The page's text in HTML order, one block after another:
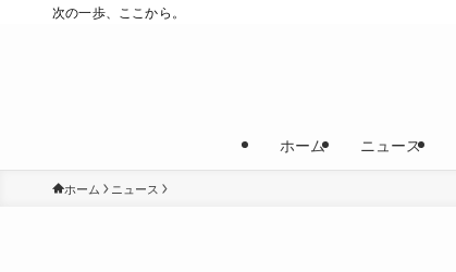
次の一歩、ここから。
ホーム ニュース
ホーム ニュース